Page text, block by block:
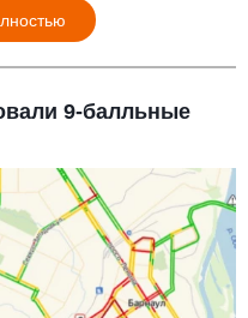
9-балльные